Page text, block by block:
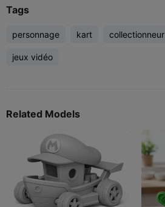
Tags
personnage kart collectionneur
jeux vidéo
Related Models